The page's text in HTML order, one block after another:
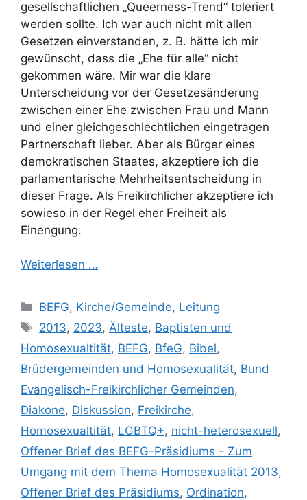
gesellschaftlichen „Queerness-Trend“ toleriert
werden sollte. Ich war auch nicht mit allen
Gesetzen einverstanden, z. B. hätte ich mir
gewünscht, dass die „Ehe für alle“ nicht
gekommen wäre. Mir war die klare
Unterscheidung vor der Gesetzesänderung
zwischen einer Ehe zwischen Frau und Mann
und einer gleichgeschlechtlichen eingetragen
Partnerschaft lieber. Aber als Bürger eines
demokratischen Staates, akzeptiere ich die
parlamentarische Mehrheitsentscheidung in
dieser Frage. Als Freikirchlicher akzeptiere ich
sowieso in der Regel eher Freiheit als
Einengung.
Weiterlesen …
Kategorien
BEFG, Kirche/Gemeinde, Leitung
Schlagwörter
2013, 2023,Älteste, Baptisten und
Homosexualtität, BEFG, BfeG, Bibel,
Brüdergemeinden und Homosexualität, Bund
Evangelisch-Freikirchlicher Gemeinden,
Diakone, Diskussion, Freikirche,
Homosexualtität, LGBTQ+, nicht-heterosexuell,
Offener Brief des BEFG-Präsidiums - Zum
Umgang mit dem Thema Homosexualität 2013,
Offener Brief des Präsidiums, Ordination,